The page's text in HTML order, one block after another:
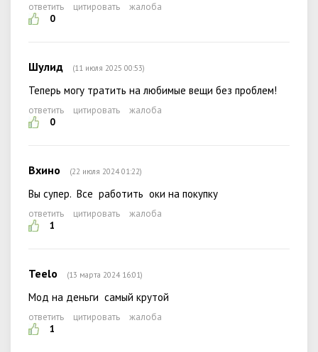
ответить цитировать
жалоба
0
Шулид (11 июля 2025 00:53)
Теперь могу тратить на любимые вещи без проблем!
ответить цитировать
жалоба
0
Вхино (22 июля 2024 01:22)
Вы супер. Все работить оки на покупку
ответить цитировать
жалоба
1
Teelo (13 марта 2024 16:01)
Мод на деньги самый крутой
ответить цитировать
жалоба
1